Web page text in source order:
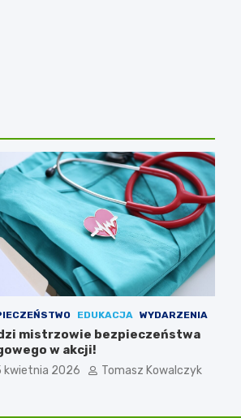
EDUKACJA WYDARZENIA
mistrzowie bezpieczeństwa
w akcji!
kwietnia 2026 Tomasz Kowalczyk